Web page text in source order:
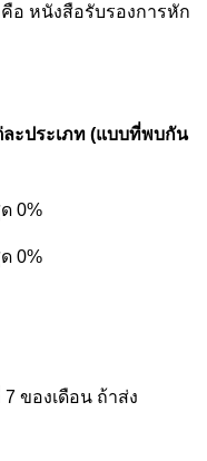
อ หนังสือรับรองการหัก
ะประเภท (แบบที่พบกัน
0%
0%
ของเดือน ถ้าส่ง